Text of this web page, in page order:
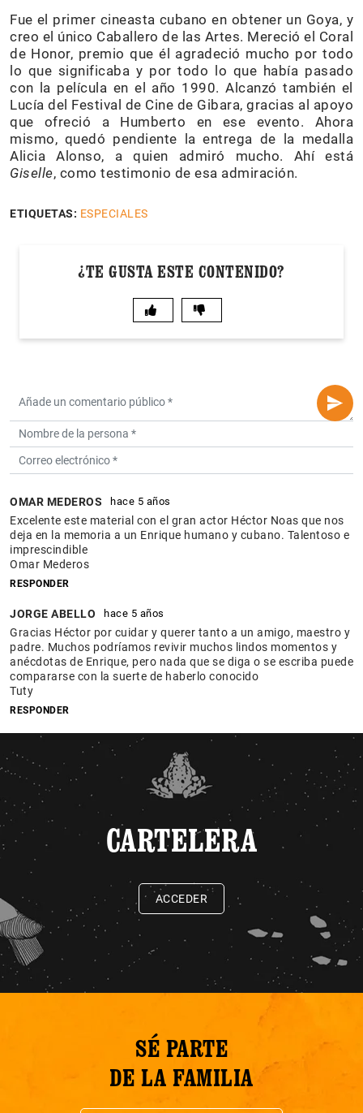
Fue el primer cineasta cubano en obtener un Goya, y
creo el único Caballero de las Artes. Mereció el Coral
de Honor, premio que él agradeció mucho por todo
lo que significaba y por todo lo que había pasado
con la película en el año 1990. Alcanzó también el
Lucía del Festival de Cine de Gibara, gracias al apoyo
que ofreció a Humberto en ese evento. Ahora
mismo, quedó pendiente la entrega de la medalla
Alicia Alonso, a quien admiró mucho. Ahí está
Giselle, como testimonio de esa admiración.
ETIQUETAS: ESPECIALES
¿TE GUSTA ESTE CONTENIDO?
OMAR MEDEROS hace 5 años
Excelente este material con el gran actor Héctor Noas que nos
deja en la memoria a un Enrique humano y cubano. Talentoso e
imprescindible
Omar Mederos
RESPONDER
JORGE ABELLO hace 5 años
Gracias Héctor por cuidar y querer tanto a un amigo, maestro y
padre. Muchos podríamos revivir muchos lindos momentos y
anécdotas de Enrique, pero nada que se diga o se escriba puede
compararse con la suerte de haberlo conocido
Tuty
RESPONDER
CARTELERA
ACCEDER
SÉ PARTE
DE LA FAMILIA